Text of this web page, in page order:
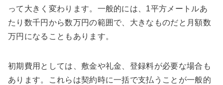
って大きく変わります。一般的には、1平方メートルあ
たり数千円から数万円の範囲で、大きなものだと月額数
万円になることもあります。
初期費用としては、敷金や礼金、登録料が必要な場合も
あります。これらは契約時に一括で支払うことが一般的